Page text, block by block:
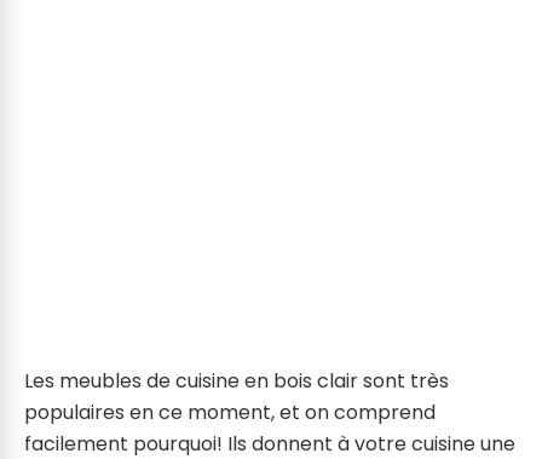
Les meubles de cuisine en bois clair sont très
populaires en ce moment, et on comprend
facilement pourquoi! Ils donnent à votre cuisine une